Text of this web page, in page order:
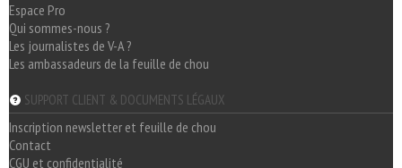
Espace Pro
Qui sommes-nous ?
Les journalistes de V-A ?
Les ambassadeurs de la feuille de chou
SUPPORT CLIENT & DOCUMENTS LÉGAUX
Inscription newsletter et feuille de chou
Contact
CGU et confidentialité